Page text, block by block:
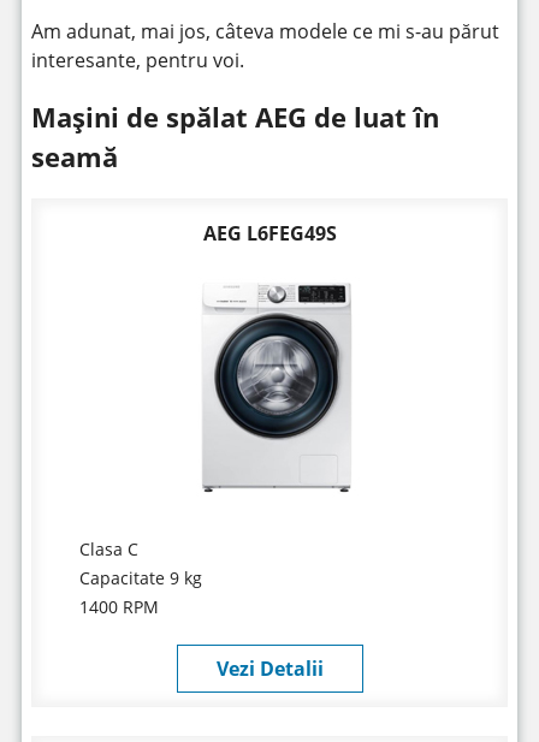
Am adunat, mai jos, câteva modele ce mi s-au părut
interesante, pentru voi.
Mașini de spălat AEG de luat în
seamă
AEG L6FEG49S
Clasa C
Capacitate 9 kg
1400 RPM
Vezi Detalii